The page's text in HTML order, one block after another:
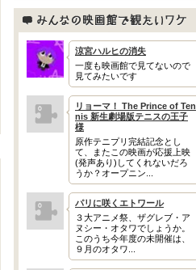
みんなの映画館で観たいワケ
涼宮ハルヒの消失
一度も映画館で見てないので
見てみたいです
リョーマ！ The Prince of Ten
nis 新生劇場版テニスの王子
様
原作テニプリ完結記念とし
て、またこの映画が応援上映
(発声あり)してくれないだろ
うか？オープニン...
パリに咲くエトワール
３大アニメ祭、ザグレブ・ア
ヌシー・オタワでしょうか。
このうち今年度の未開催は、
９月のオタワ...